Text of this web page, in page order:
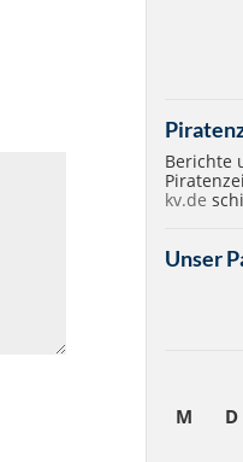
Berichte
kv.de
Unser
M D